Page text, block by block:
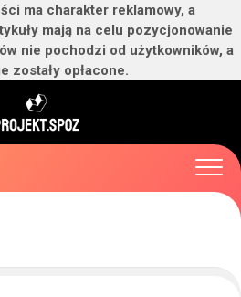
ma charakter reklamowy, a
mają na celu pozycjonowanie
nie pochodzi od użytkowników, a
zostały opłacone.